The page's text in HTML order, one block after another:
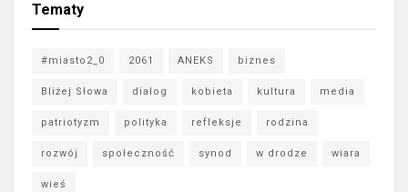
Tematy
#miasto2_0 2061 ANEKS biznes
Bliżej Słowa dialog kobieta kultura media
patriotyzm polityka refleksje rodzina
rozwój społeczność synod w drodze wiara
wieś